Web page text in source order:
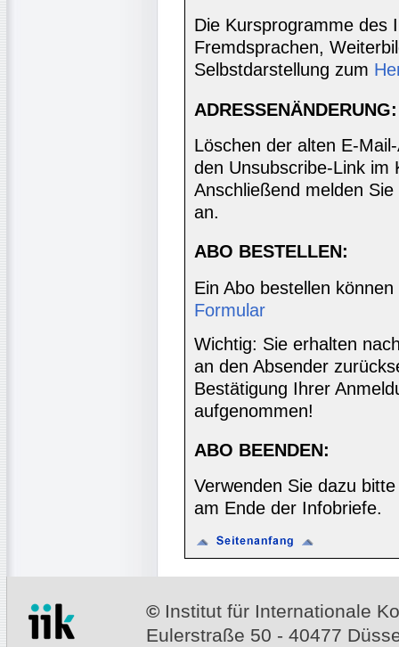
Die Kursprogramme des
Fremdsprachen,
Selbstdarstellung zum
ADRESSENÄNDERUNG:
Löschen der alten E-
den Unsubscribe-Link im
Anschließend melden
an.
ABO BESTELLEN:
Ein Abo bestellen
Formular
Wichtig: Sie erhalten
an den Absender
Bestätigung Ihrer
aufgenommen!
ABO BEENDEN:
Verwenden Sie dazu
am Ende der Infobriefe.
© Institut für Internationale
Eulerstraße 50 - 40477